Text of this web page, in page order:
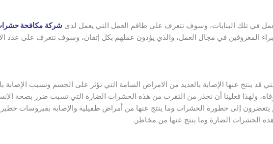
في تلك البنايات، وسوف نتعرف على طاقم العمل التي يعمل لدى شركة مكافحة
المعروفين في مجال العمل، والذي يؤدون عملهم بكل إتقان، وسوف نتعرف على عدد
ينتج عنها الإصابة بالعديد من الامراض السامة التي تؤثر على الجسم وتسبب الإصابة
ولهذا فعلينا أن نحذر من التقرب من هذه الحشرات الضارة التي تسبب ضرر بصحة
إلى خطورة الحشرات وما ينتج عنها من أمراض طفيلية والإصابة بفيروسات
الحشرات الضارة وما ينتج عنها من مخاطر.